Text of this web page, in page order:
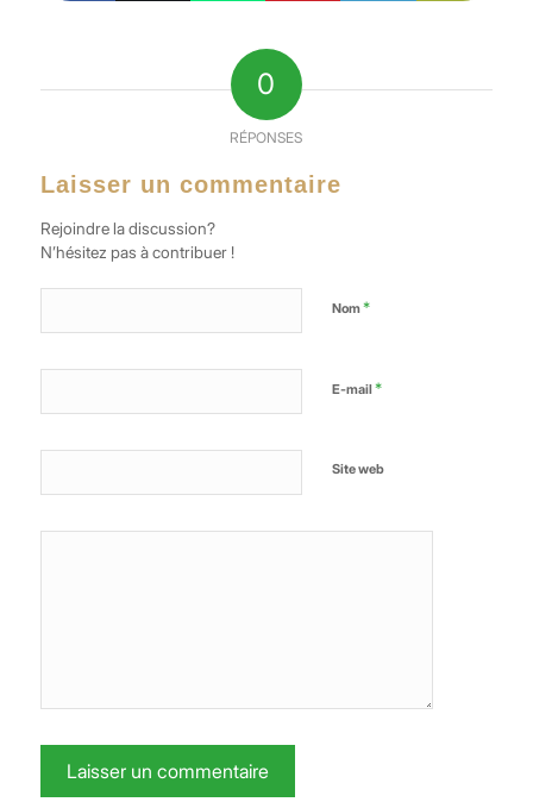
0
RÉPONSES
Laisser un commentaire
Rejoindre la discussion?
N’hésitez pas à contribuer !
Nom*
E-mail*
Site web